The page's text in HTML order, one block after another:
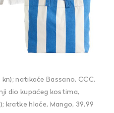
kn); natikače Bassano, CCC,
dio kupaćeg kostima,
kratke hlače, Mango, 39,99